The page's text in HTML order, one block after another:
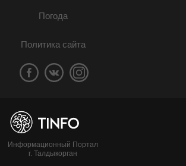
Погода
Политика сайта
Информационный Портал
г. Талдыкорган